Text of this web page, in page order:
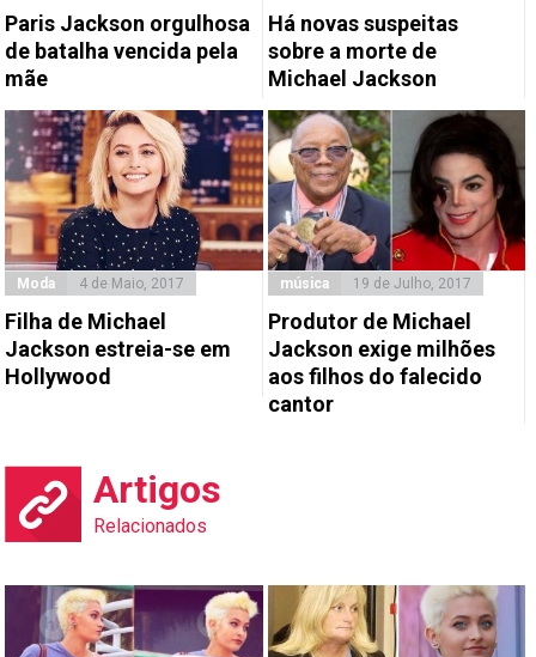
Paris Jackson orgulhosa
de batalha vencida pela
mãe
Há novas suspeitas
sobre a morte de
Michael Jackson
Moda 4 de Maio, 2017
Filha de Michael
Jackson estreia-se em
Hollywood
música 19 de Julho, 2017
Produtor de Michael
Jackson exige milhões
aos filhos do falecido
cantor
Artigos
Relacionados